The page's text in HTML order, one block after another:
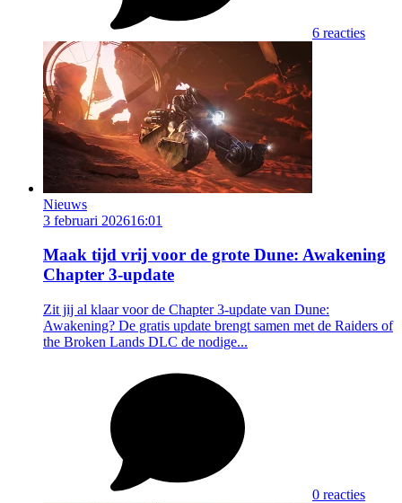
6 reacties
Nieuws
3 februari 202616:01
Maak tijd vrij voor de grote Dune: Awakening
Chapter 3-update
Zit jij al klaar voor de Chapter 3-update van Dune:
Awakening? De gratis update brengt samen met de Raiders of
the Broken Lands DLC de nodige...
0 reacties